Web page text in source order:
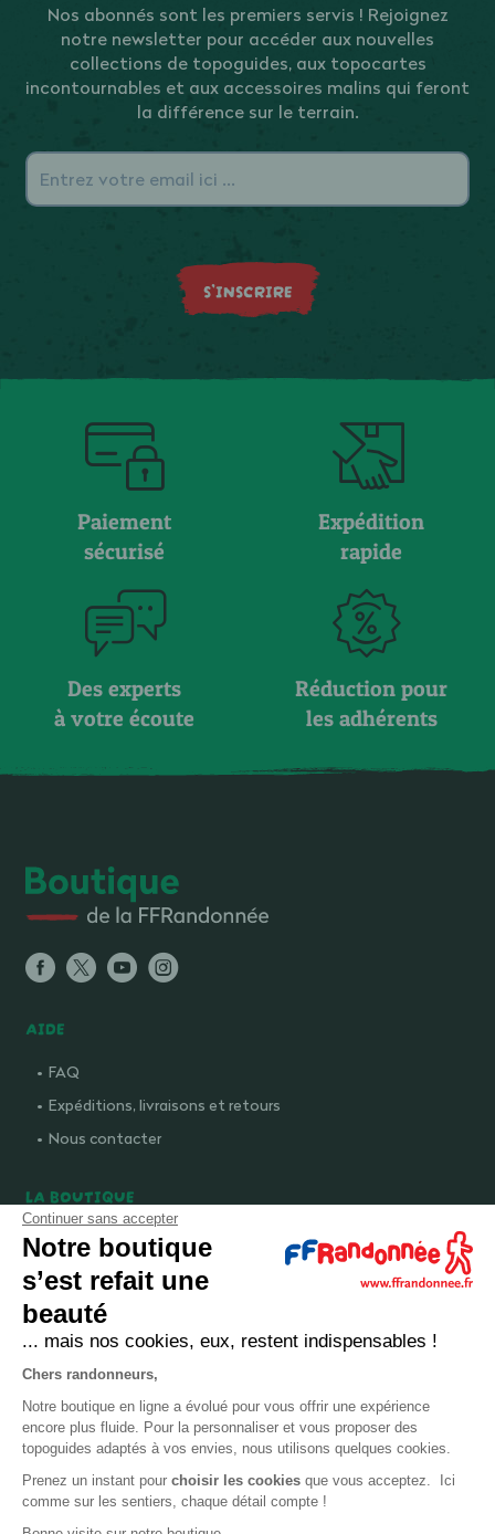
Nos abonnés sont les premiers servis ! Rejoignez
notre newsletter pour accéder aux nouvelles
collections de topoguides, aux topocartes
incontournables et aux accessoires malins qui feront
la différence sur le terrain.
S’INSCRIRE
Paiement
sécurisé
Expédition
rapide
Des experts
à votre écoute
Réduction pour
les adhérents
AIDE
FAQ
Expéditions, livraisons et retours
Nous contacter
LA BOUTIQUE
Qui sommes-nous ?
Comment devenir adhérent ?
Mentions légales
CGV et politique de confidentialité
Cookies
LA FÉDÉRATION
FFRandonnée
Mon GR
Continuer sans accepter
Notre boutique
s’est refait une
beauté
... mais nos cookies, eux, restent indispensables !
Chers randonneurs,
Notre boutique en ligne a évolué pour vous offrir une expérience
encore plus fluide. Pour la personnaliser et vous proposer des
topoguides adaptés à vos envies, nous utilisons quelques cookies.
Prenez un instant pour choisir les cookies que vous acceptez. Ici
comme sur les sentiers, chaque détail compte !